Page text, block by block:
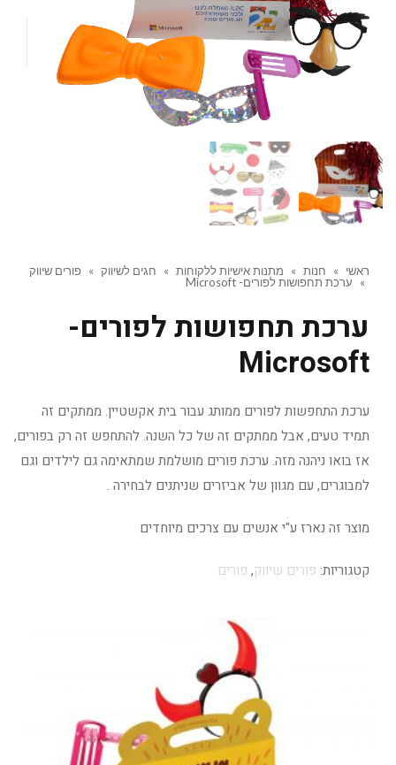
ראשי » חנות » מתנות אישיות ללקוחות » חגים לשיווק » פורים שיווק
»
ערכת תחפושות לפורים- Microsoft
ערכת תחפושות לפורים-
Microsoft
ערכת התחפשות לפורים ממותג עבור בית אקשטיין. ממתקים זה
תמיד טעים, אבל ממתקים זה של כל השנה. להתחפש זה רק בפורים,
אז בואו ניהנה מזה. ערכת פורים מושלמת שמתאימה גם לילדים וגם
למבוגרים, עם מגוון של אביזרים שניתנים לבחירה .
מוצר זה נארז ע"י אנשים עם צרכים מיוחדים
קטגוריות: פורים שיווק, פורים